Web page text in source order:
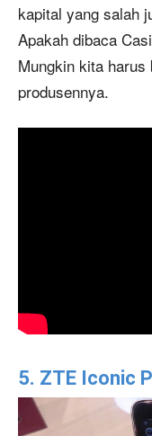
kapital yang salah
Apakah dibaca
Mungkin kita
produsennya.
5. ZTE Iconic